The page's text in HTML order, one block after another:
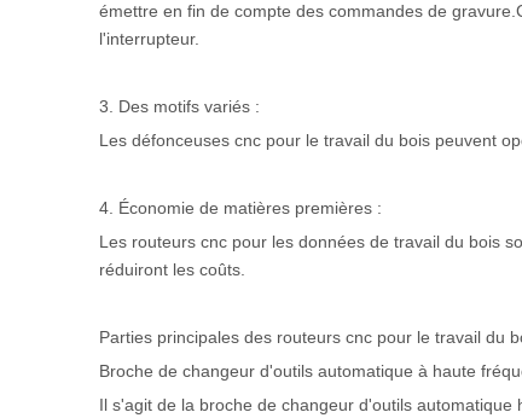
émettre en fin de compte des commandes de
l'interrupteur.
3. Des motifs variés :
Les défonceuses cnc pour le travail du bois peuvent
4. Économie de matières premières :
Les routeurs cnc pour les données de travail du bois
réduiront les coûts.
Parties principales des routeurs cnc pour le travail du
Broche de changeur d'outils automatique à haute
Il s'agit de la broche de changeur d'outils